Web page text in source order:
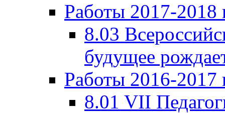
Работы 2017-2018
8.03
будущее
Работы 2016-2017
8.01 VII